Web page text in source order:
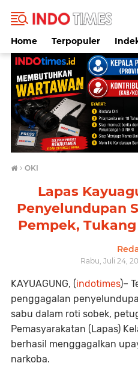
Home Terpopuler
› OKI
Lapas
Penyelundupan
Pempek,
Rabu, Juli 24,
KAYUAGUNG, (indotimes)–
penggagalan
sabu dalam roti sobek,
Pemasyarakatan (Lapas)
berhasil menggagalkan
narkoba.